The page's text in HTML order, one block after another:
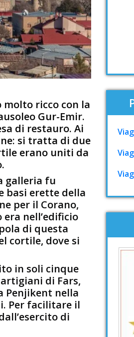
molto ricco con la
Gur-Emir.
di restauro. Ai
si tratta di due
erano uniti da
galleria fu
basi erette della
per il Corano,
nell’edificio
di questa
cortile, dove si
in soli cinque
di Fars,
Penjikent nella
Per facilitare il
di